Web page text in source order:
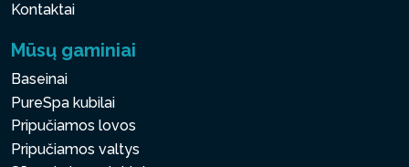
Kontaktai
Mūsų gaminiai
Baseinai
PureSpa kubilai
Pripučiamos lovos
Pripučiamos valtys